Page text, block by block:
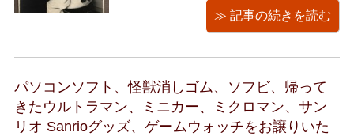
大佐（死後に中将となる）の遺品を紹
介させていただきたいと思います！※プ
せ。 お譲りいただいた遺品の中には、
ご ...
≫ 記事の続きを読む
パソコンソフト、怪獣消しゴム、ソフビ、帰って
きたウルトラマン、ミニカー、ミクロマン、サン
リオ Sanrioグッズ、ゲームウォッチをお譲りいた